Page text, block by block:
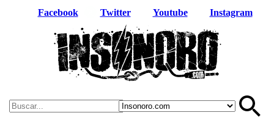
Facebook Twitter Youtube Instagram